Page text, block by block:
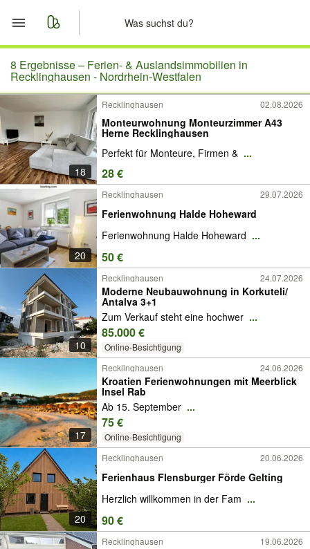
Start
Merkliste
Nachrichten
Anzeige aufgeben
8 Ergebnisse – Ferien- & Auslandsimmobilien in
Recklinghausen - Nordrhein-Westfalen
18
Recklinghausen 02.08.2026
Monteurwohnung Monteurzimmer A43
Herne Recklinghausen
Perfekt für Monteure, Firmen & ...
28 €
20
Recklinghausen 29.07.2026
Ferienwohnung Halde Hoheward
Ferienwohnung Halde Hoheward ...
50 €
10
Recklinghausen 24.07.2026
Moderne Neubauwohnung in Korkuteli/
Antalya 3+1
Zum Verkauf steht eine hochwer ...
85.000 €
Online-Besichtigung
17
Recklinghausen 24.06.2026
Kroatien Ferienwohnungen mit Meerblick
Insel Rab
Ab 15. September ...
75 €
Online-Besichtigung
20
Recklinghausen 20.06.2026
Ferienhaus Flensburger Förde Gelting
Herzlich willkommen in der Fam ...
90 €
Recklinghausen 19.06.2026